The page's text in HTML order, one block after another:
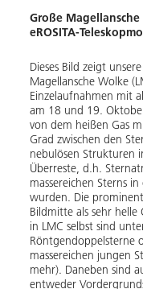
Große
eROSITA-
Dieses Bild zeigt
Magellansche Wolke
Einzelaufnahmen mit
am 18 und 19.
von dem heißen Gas
Grad zwischen den
nebulösen Strukturen
Überreste, d.h.
massereichen Sterns
wurden. Die
Bildmitte als sehr helle
in LMC selbst sind
Röntgendoppelsterne
massereichen jungen
mehr). Daneben sind
entweder